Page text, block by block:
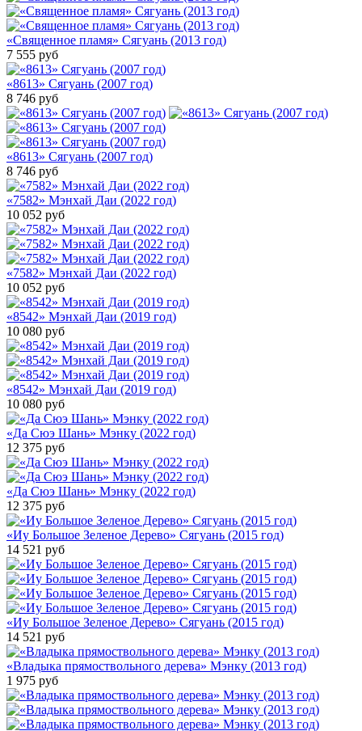
«Священное пламя» Сягуань (2013 год)
7 555 руб
«8613» Сягуань (2007 год)
8 746 руб
«8613» Сягуань (2007 год)
8 746 руб
«7582» Мэнхай Даи (2022 год)
10 052 руб
«7582» Мэнхай Даи (2022 год)
10 052 руб
«8542» Мэнхай Даи (2019 год)
10 080 руб
«8542» Мэнхай Даи (2019 год)
10 080 руб
«Да Сюэ Шань» Мэнку (2022 год)
12 375 руб
«Да Сюэ Шань» Мэнку (2022 год)
12 375 руб
«Иу Большое Зеленое Дерево» Сягуань (2015 год)
14 521 руб
«Иу Большое Зеленое Дерево» Сягуань (2015 год)
14 521 руб
«Владыка прямоствольного дерева» Мэнку (2013 год)
1 975 руб